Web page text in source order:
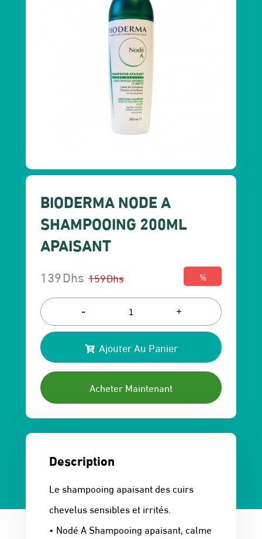
BIODERMA NODE A
SHAMPOOING 200ML
APAISANT
159Dhs
Le
prix
initial
était :
159 Dhs.
139Dhs
Le
prix
actuel
est :
139 Dhs.
%
- +
Ajouter Au Panier
Acheter Maintenant
Description
Le shampooing apaisant des cuirs
chevelus sensibles et irrités.
• Nodé A Shampooing apaisant, calme